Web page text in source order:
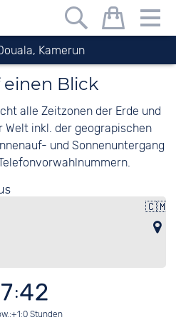
Kamerun
Blick
alle Zeitzonen der Erde und
inkl. der geograpischen
und Sonnenuntergang
🇨🇲
Stunden
Telefonate oder
Teilnehmende aus
Orte per Klick in
unter „Ort auswählen“
stellvertretend für